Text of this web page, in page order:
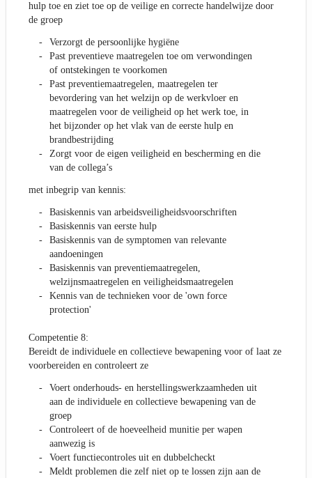
hulp toe en ziet toe op de veilige en correcte handelwijze door
de groep
Verzorgt de persoonlijke hygiëne
Past preventieve maatregelen toe om verwondingen
of ontstekingen te voorkomen
Past preventiemaatregelen, maatregelen ter
bevordering van het welzijn op de werkvloer en
maatregelen voor de veiligheid op het werk toe, in
het bijzonder op het vlak van de eerste hulp en
brandbestrijding
Zorgt voor de eigen veiligheid en bescherming en die
van de collega’s
met inbegrip van kennis:
Basiskennis van arbeidsveiligheidsvoorschriften
Basiskennis van eerste hulp
Basiskennis van de symptomen van relevante
aandoeningen
Basiskennis van preventiemaatregelen,
welzijnsmaatregelen en veiligheidsmaatregelen
Kennis van de technieken voor de 'own force
protection'
Competentie 8:
Bereidt de individuele en collectieve bewapening voor of laat ze
voorbereiden en controleert ze
Voert onderhouds- en herstellingswerkzaamheden uit
aan de individuele en collectieve bewapening van de
groep
Controleert of de hoeveelheid munitie per wapen
aanwezig is
Voert functiecontroles uit en dubbelcheckt
Meldt problemen die zelf niet op te lossen zijn aan de